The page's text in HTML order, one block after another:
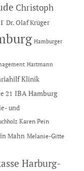
Christoph
Dr. Olaf Krüger
Hamburger
Hartmann
Klinik
21 IBA Hamburg
und
Karen Pein
Mahn Melanie-Gitte
Harburg-